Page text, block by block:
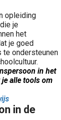
opleiding
je
het
je goed
te ondersteunen
in het
alle tools om
in de